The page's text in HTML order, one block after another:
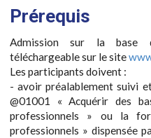
Prérequis
Admission sur la base
téléchargeable sur le site
Les participants doivent :
- avoir préalablement suivi
@01001 « Acquérir des
professionnels » ou la
professionnels » dispensée